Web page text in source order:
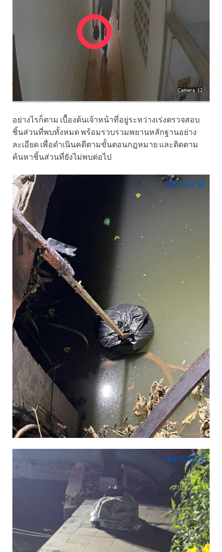
อย่างไรก็ตาม เบื้องต้นเจ้าหน้าที่อยู่ระหว่างเร่งตรวจสอบ
ชิ้นส่วนที่พบทั้งหมด พร้อมรวบรวมพยานหลักฐานอย่าง
ละเอียด เพื่อดำเนินคดีตามขั้นตอนกฎหมาย และติดตาม
ค้นหาชิ้นส่วนที่ยังไม่พบต่อไป